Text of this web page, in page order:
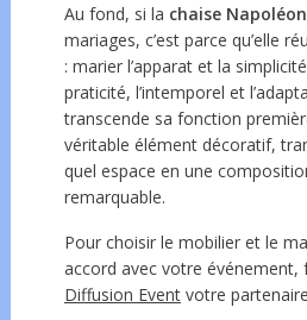
Au fond, si la chaise Napoléon
mariages, c’est parce qu’elle
: marier l’apparat et la
praticité, l’intemporel et
transcende sa fonction
véritable élément décoratif,
quel espace en une
remarquable.
Pour choisir le mobilier et le
accord avec votre événement,
Diffusion Eventvotre